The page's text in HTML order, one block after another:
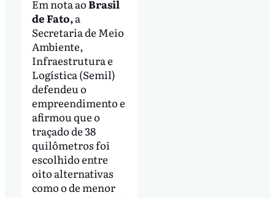
Em nota aoBrasil
de Fato,a
Secretaria de Meio
Ambiente,
Infraestrutura e
Logística (Semil)
defendeu o
empreendimento e
afirmou que o
traçado de 38
quilômetros foi
escolhido entre
oito alternativas
como o de menor